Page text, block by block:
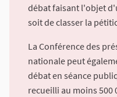
débat faisant l'objet
soit de classer la
La Conférence des
nationale peut
débat en séance
recueilli au moins 500